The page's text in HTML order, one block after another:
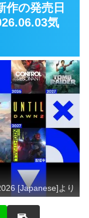
作の発売日
気
[Japanese]より